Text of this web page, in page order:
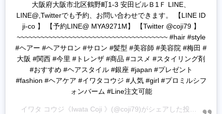
大阪府大阪市北区鶴野町1-3 安田ビルＢ1Ｆ LINE、
LINE@,Twitterでも予約、お問い合わせできます。 【LINE ID
ji-co 】 【予約LINE@ MYA9271M】 【Twitter @coji79 】
~~~~~~~~~~~~~~~~~~~~~~~~~~~~~~~~~~~~~~ #hair #style
#ヘアー #ヘアサロン #サロン #髪型 #美容師 #美容院 #梅田 #
大阪 #関西 #今里 #トレンザ #商品 #コスメ #スタイリング剤
#おすすめ #ヘアスタイル #銀座 #japan #プレゼント
#fashion #ヘアケア #イワタコウジ #人気 #girl #プロミルシフ
ォンバーム #Line注文可能
イワタ コウジ《Iwata Coji 》 (@coji79)がシェアした投稿 - 2020